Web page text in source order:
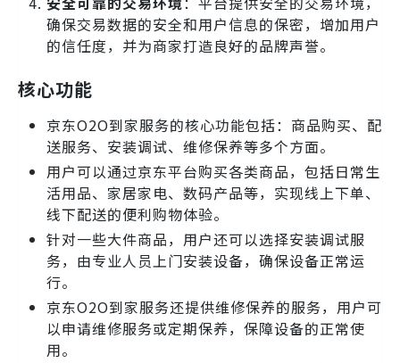
确保交易数据的安全和用户信息的保密，增加用户
的信任度，并为商家打造良好的品牌声誉。
核心功能
京东O2O到家服务的核心功能包括：商品购买、配
送服务、安装调试、维修保养等多个方面。
用户可以通过京东平台购买各类商品，包括日常生
活用品、家居家电、数码产品等，实现线上下单、
线下配送的便利购物体验。
针对一些大件商品，用户还可以选择安装调试服
务，由专业人员上门安装设备，确保设备正常运
行。
京东O2O到家服务还提供维修保养的服务，用户可
以申请维修服务或定期保养，保障设备的正常使
用。